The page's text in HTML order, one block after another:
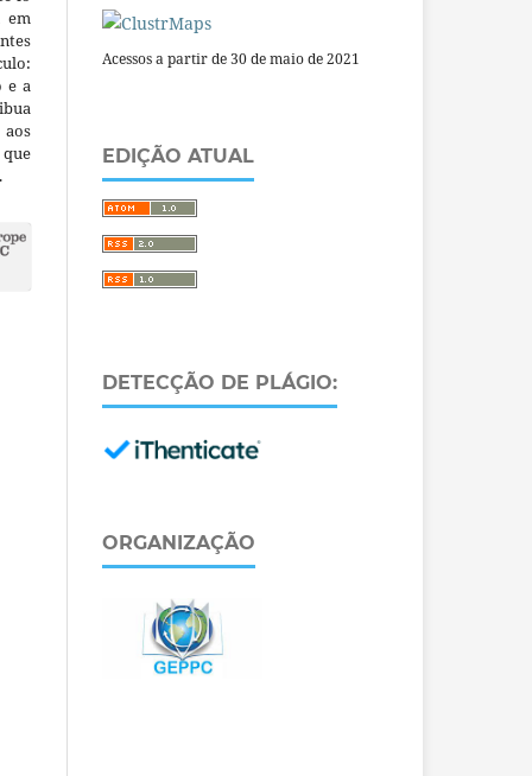
em
e a
Acessos a partir de 30 de maio de 2021
EDIÇÃO ATUAL
DETECÇÃO DE PLÁGIO:
ORGANIZAÇÃO